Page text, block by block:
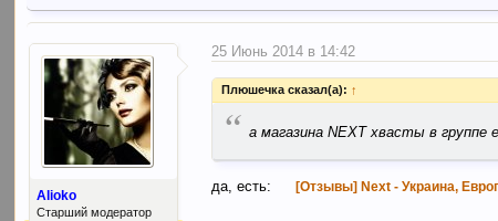
Alioko
Старший модератор
25 Июнь 2014 в 14:42
Плюшечка сказал(а): ↑
“ а магазина NEXT хвасты в группе
да, есть: [Отзывы] Next - Украина,